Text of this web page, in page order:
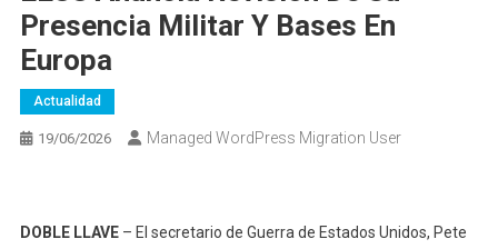
Presencia Militar Y Bases En
Europa
Actualidad
19/06/2026 Managed WordPress Migration User
DOBLE LLAVE– El secretario de Guerra de Estados Unidos, Pete